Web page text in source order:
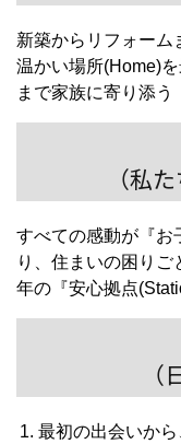
新築からリフォーム
温かい場所(Home)
まで家族に寄り添う
（私
すべての感動が『お
り、住まいの困り
年の『安心拠点
最初の出会いか